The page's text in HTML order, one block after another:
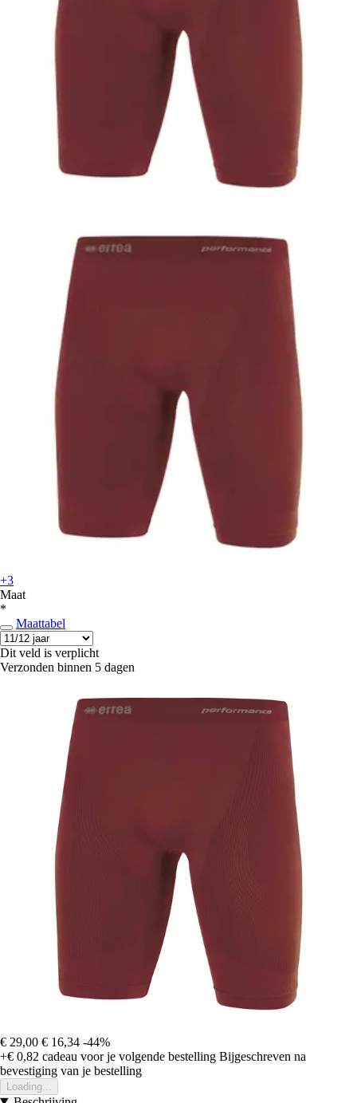
+3
Maat
*
Maattabel
Dit veld is verplicht
Verzonden binnen 5 dagen
€ 29,00 € 16,34 -44%
+€ 0,82 cadeau voor je volgende bestelling Bijgeschreven na
bevestiging van je bestelling
Loading...